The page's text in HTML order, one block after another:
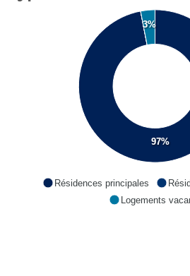
97%
3%
Résidences principales
Logements